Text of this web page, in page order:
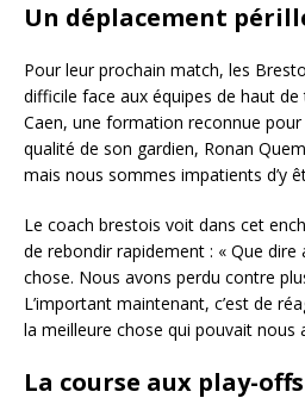
Un déplacement
Pour leur prochain match, les
difficile face aux équipes de haut
Caen, une formation reconnue
qualité de son gardien, Ronan
mais nous sommes impatients d’y
Le coach brestois voit dans cet
de rebondir rapidement : « Que dire
chose. Nous avons perdu contre
L’important maintenant, c’est de
la meilleure chose qui pouvait nous
La course aux play-